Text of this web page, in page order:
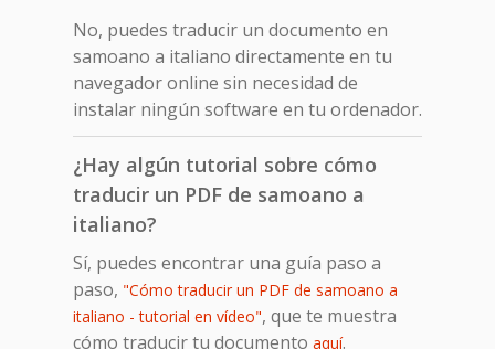
No, puedes traducir un documento en
samoano a italiano directamente en tu
navegador online sin necesidad de
instalar ningún software en tu ordenador.
¿Hay algún tutorial sobre cómo
traducir un PDF de samoano a
italiano?
Sí, puedes encontrar una guía paso a
paso, "Cómo traducir un PDF de samoano a
italiano - tutorial en vídeo", que te muestra
cómo traducir tu documento aquí.